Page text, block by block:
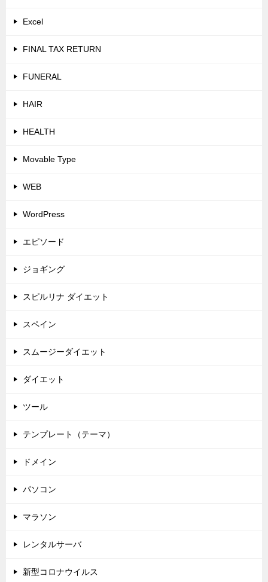
Excel
FINAL TAX RETURN
FUNERAL
HAIR
HEALTH
Movable Type
WEB
WordPress
エピソード
ジョギング
スピルリナ ダイエット
スペイン
スムージーダイエット
ダイエット
ツール
テンプレート（テーマ）
ドメイン
パソコン
マラソン
レンタルサーバ
新型コロナウイルス